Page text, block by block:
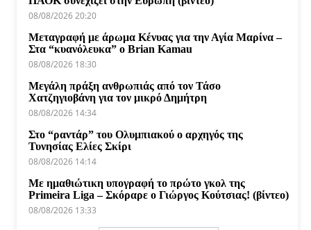
08/08/2026 20:20
Μεταγραφή με άρωμα Κένυας για την Αγία Μαρίνα –
Στα “κυανόλευκα” ο Brian Kamau
08/08/2026 18:30
Μεγάλη πράξη ανθρωπιάς από τον Τάσο
Χατζηγιοβάνη για τον μικρό Δημήτρη
08/08/2026 14:34
Στο “ραντάρ” του Ολυμπιακού ο αρχηγός της
Τυνησίας Ελίες Σκίρι
08/08/2026 14:14
Με ημαθιώτικη υπογραφή το πρώτο γκολ της
Primeira Liga – Σκόραρε ο Γιώργος Κούτσιας! (βίντεο)
08/08/2026 13:33